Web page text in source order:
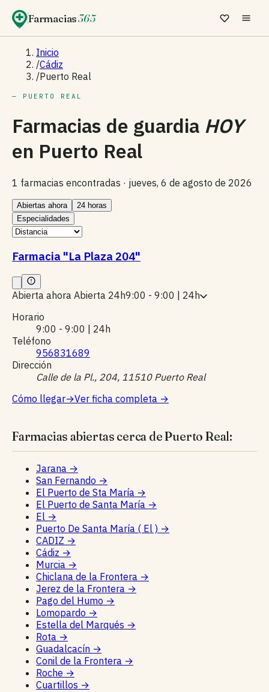
Farmacias365
Inicio
/Cádiz
/Puerto Real
— PUERTO REAL
Farmacias de guardia HOY
en Puerto Real
1 farmacias encontradas · jueves, 6 de agosto de 2026
Abiertas ahora
24 horas
Especialidades
Farmacia "La Plaza 204"
Abierta ahora Abierta 24h9:00 - 9:00 | 24h
Horario
9:00 - 9:00 | 24h
Teléfono
956831689
Dirección
Calle de la Pl., 204, 11510 Puerto Real
Cómo llegar→Ver ficha completa →
Farmacias abiertas cerca de Puerto Real:
Jarana →
San Fernando →
El Puerto de Sta María →
El Puerto de Santa María →
El →
Puerto De Santa María ( El ) →
CADIZ →
Cádiz →
Murcia →
Chiclana de la Frontera →
Jerez de la Frontera →
Pago del Humo →
Lomopardo →
Estella del Marqués →
Rota →
Guadalcacín →
Conil de la Frontera →
Roche →
Cuartillos →